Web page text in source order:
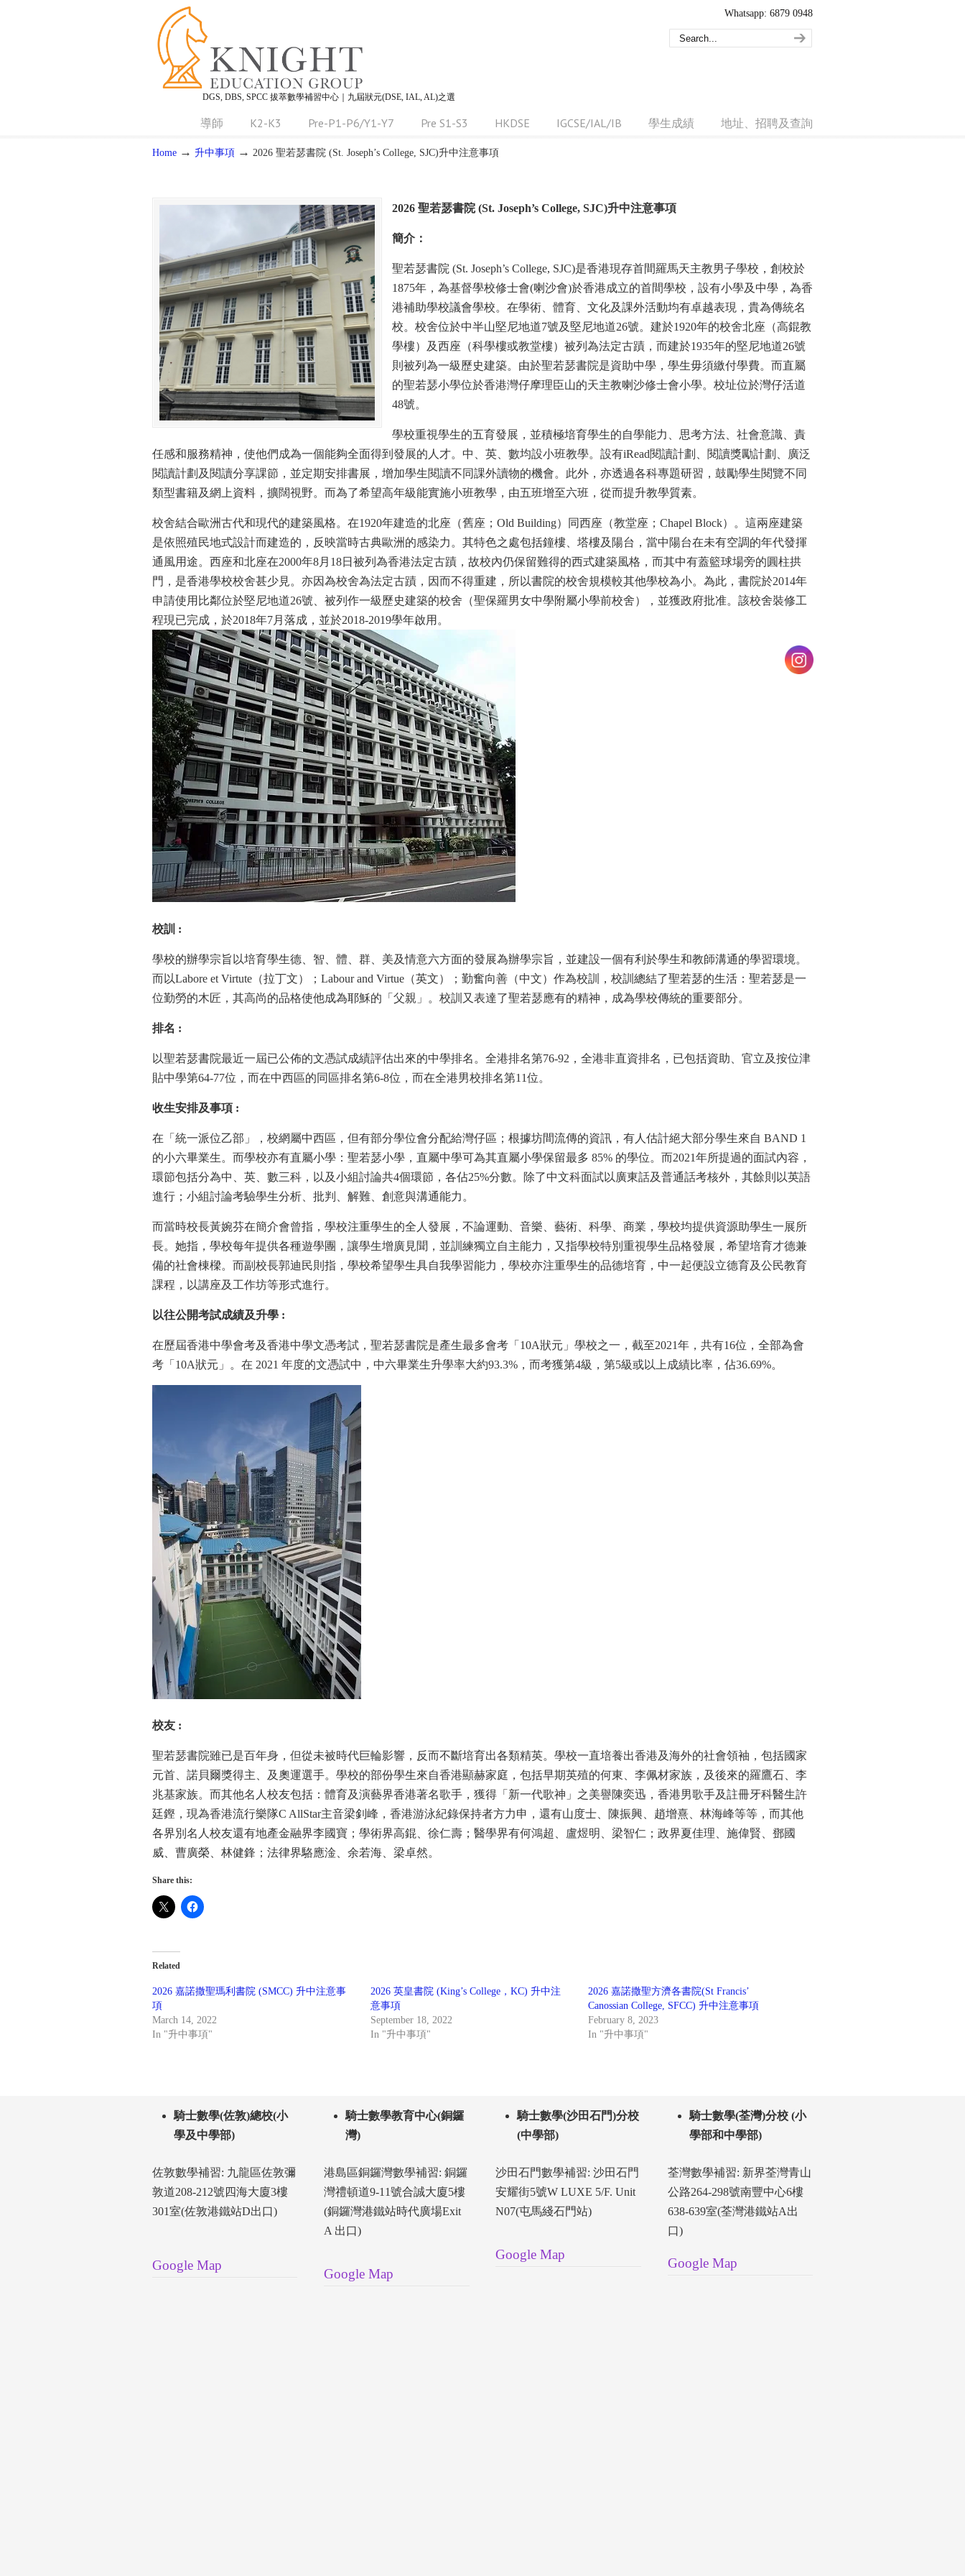
DGS, DBS, SPCC 拔萃數學補習中心｜九屆狀元(DSE, IAL, AL)之選
Whatsapp: 6879 0948
導師 K2-K3 Pre-P1-P6/Y1-Y7 Pre S1-S3 HKDSE IGCSE/IAL/IB 學生成績 地址、招聘及查詢
Home → 升中事項 → 2026 聖若瑟書院 (St. Joseph’s College, SJC)升中注意事項
2026 聖若瑟書院 (St. Joseph’s College, SJC)升中注意事項
簡介：
聖若瑟書院 (St. Joseph’s College, SJC)是香港現存首間羅馬天主教男子學校，創校於
1875年，為基督學校修士會(喇沙會)於香港成立的首間學校，設有小學及中學，為香
港補助學校議會學校。在學術、體育、文化及課外活動均有卓越表現，貴為傳統名
校。校舍位於中半山堅尼地道7號及堅尼地道26號。建於1920年的校舍北座（高錕教
學樓）及西座（科學樓或教堂樓）被列為法定古蹟，而建於1935年的堅尼地道26號
則被列為一級歷史建築。由於聖若瑟書院是資助中學，學生毋須繳付學費。而直屬
的聖若瑟小學位於香港灣仔摩理臣山的天主教喇沙修士會小學。校址位於灣仔活道
48號。
學校重視學生的五育發展，並積極培育學生的自學能力、思考方法、社會意識、責
任感和服務精神，使他們成為一個能夠全面得到發展的人才。中、英、數均設小班教學。設有iRead閱讀計劃、閱讀獎勵計劃、廣泛
閱讀計劃及閱讀分享課節，並定期安排書展，增加學生閱讀不同課外讀物的機會。此外，亦透過各科專題研習，鼓勵學生閱覽不同
類型書籍及網上資料，擴闊視野。而為了希望高年級能實施小班教學，由五班增至六班，從而提升教學質素。
校舍結合歐洲古代和現代的建築風格。在1920年建造的北座（舊座；Old Building）同西座（教堂座；Chapel Block）。這兩座建築
是依照殖民地式設計而建造的，反映當時古典歐洲的感染力。其特色之處包括鐘樓、塔樓及陽台，當中陽台在未有空調的年代發揮
通風用途。西座和北座在2000年8月18日被列為香港法定古蹟，故校內仍保留難得的西式建築風格，而其中有蓋籃球場旁的圓柱拱
門，是香港學校校舍甚少見。亦因為校舍為法定古蹟，因而不得重建，所以書院的校舍規模較其他學校為小。為此，書院於2014年
申請使用比鄰位於堅尼地道26號、被列作一級歷史建築的校舍（聖保羅男女中學附屬小學前校舍），並獲政府批准。該校舍裝修工
程現已完成，於2018年7月落成，並於2018-2019學年啟用。
校訓 :
學校的辦學宗旨以培育學生德、智、體、群、美及情意六方面的發展為辦學宗旨，並建設一個有利於學生和教師溝通的學習環境。
而以Labore et Virtute（拉丁文）；Labour and Virtue（英文）；勤奮向善（中文）作為校訓，校訓總結了聖若瑟的生活：聖若瑟是一
位勤勞的木匠，其高尚的品格使他成為耶穌的「父親」。校訓又表達了聖若瑟應有的精神，成為學校傳統的重要部分。
排名 :
以聖若瑟書院最近一屆已公佈的文憑試成績評估出來的中學排名。全港排名第76-92，全港非直資排名，已包括資助、官立及按位津
貼中學第64-77位，而在中西區的同區排名第6-8位，而在全港男校排名第11位。
收生安排及事項 :
在「統一派位乙部」，校網屬中西區，但有部分學位會分配給灣仔區；根據坊間流傳的資訊，有人估計絕大部分學生來自 BAND 1
的小六畢業生。而學校亦有直屬小學：聖若瑟小學，直屬中學可為其直屬小學保留最多 85% 的學位。而2021年所提過的面試內容，
環節包括分為中、英、數三科，以及小組討論共4個環節，各佔25%分數。除了中文科面試以廣東話及普通話考核外，其餘則以英語
進行；小組討論考驗學生分析、批判、解難、創意與溝通能力。
而當時校長黃婉芬在簡介會曾指，學校注重學生的全人發展，不論運動、音樂、藝術、科學、商業，學校均提供資源助學生一展所
長。她指，學校每年提供各種遊學團，讓學生增廣見聞，並訓練獨立自主能力，又指學校特別重視學生品格發展，希望培育才德兼
備的社會棟樑。而副校長郭迪民則指，學校希望學生具自我學習能力，學校亦注重學生的品德培育，中一起便設立德育及公民教育
課程，以講座及工作坊等形式進行。
以往公開考試成績及升學 :
在歷屆香港中學會考及香港中學文憑考試，聖若瑟書院是產生最多會考「10A狀元」學校之一，截至2021年，共有16位，全部為會
考「10A狀元」。在 2021 年度的文憑試中，中六畢業生升學率大約93.3%，而考獲第4級，第5級或以上成績比率，佔36.69%。
校友 :
聖若瑟書院雖已是百年身，但從未被時代巨輪影響，反而不斷培育出各類精英。學校一直培養出香港及海外的社會領袖，包括國家
元首、諾貝爾獎得主、及奧運選手。學校的部份學生來自香港顯赫家庭，包括早期英殖的何東、李佩材家族，及後來的羅鷹石、李
兆基家族。而其他名人校友包括：體育及演藝界香港著名歌手，獲得「新一代歌神」之美譽陳奕迅，香港男歌手及註冊牙科醫生許
廷鏗，現為香港流行樂隊C AllStar主音梁釗峰，香港游泳紀錄保持者方力申，還有山度士、陳振興、趙增熹、林海峰等等，而其他
各界別名人校友還有地產金融界李國寶；學術界高錕、徐仁壽；醫學界有何鴻超、盧煜明、梁智仁；政界夏佳理、施偉賢、鄧國
威、曹廣榮、林健鋒；法律界駱應淦、余若海、梁卓然。
Share this:
Related
2026 嘉諾撒聖瑪利書院 (SMCC) 升中注意事
項
March 14, 2022
In "升中事項"
2026 英皇書院 (King’s College，KC) 升中注
意事項
September 18, 2022
In "升中事項"
2026 嘉諾撒聖方濟各書院(St Francis’
Canossian College, SFCC) 升中注意事項
February 8, 2023
In "升中事項"
騎士數學(佐敦)總校(小
學及中學部)
佐敦數學補習: 九龍區佐敦彌
敦道208-212號四海大廈3樓
301室(佐敦港鐵站D出口)
Google Map
騎士數學教育中心(銅鑼
灣)
港島區銅鑼灣數學補習: 銅鑼
灣禮頓道9-11號合誠大廈5樓
(銅鑼灣港鐵站時代廣場Exit
A 出口)
Google Map
騎士數學(沙田石門)分校
(中學部)
沙田石門數學補習: 沙田石門
安耀街5號W LUXE 5/F. Unit
N07(屯馬綫石門站)
Google Map
騎士數學(荃灣)分校 (小
學部和中學部)
荃灣數學補習: 新界荃灣青山
公路264-298號南豐中心6樓
638-639室(荃灣港鐵站A出
口)
Google Map